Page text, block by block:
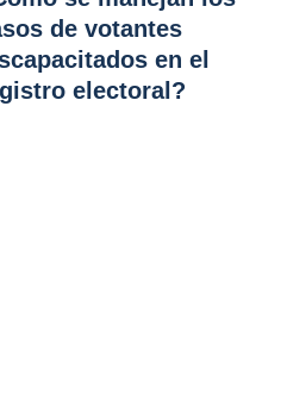
de votantes
en el
electoral?